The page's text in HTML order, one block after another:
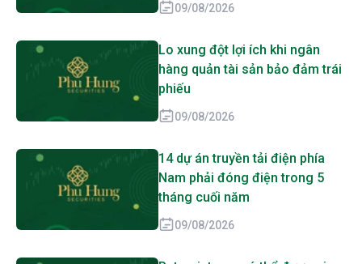
09/08/2026
Lo xung đột lợi ích khi ngân
hàng quản tài sản bảo đảm trái
phiếu
09/08/2026
14 dự án truyền tải điện phía
Nam phải đóng điện trong 5
tháng cuối năm
09/08/2026